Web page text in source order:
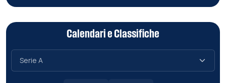
Calendari e Classifiche